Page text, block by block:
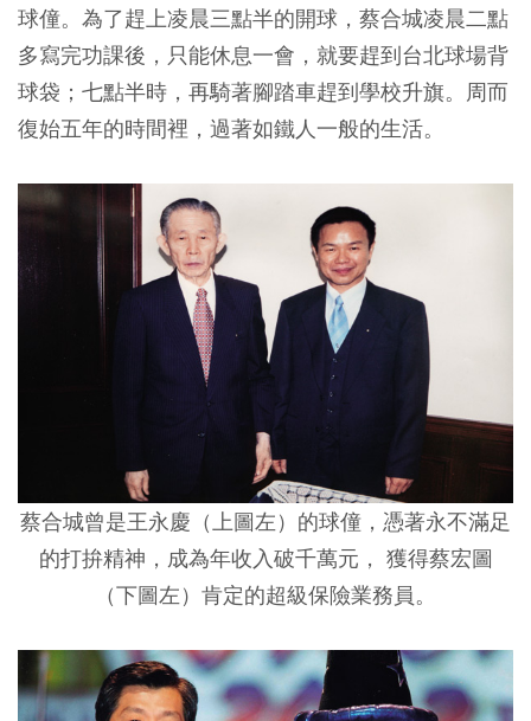
球僮。為了趕上凌晨三點半的開球，蔡合城凌晨二點
多寫完功課後，只能休息一會，就要趕到台北球場背
球袋；七點半時，再騎著腳踏車趕到學校升旗。周而
復始五年的時間裡，過著如鐵人一般的生活。
蔡合城曾是王永慶（上圖左）的球僮，憑著永不滿足
的打拚精神，成為年收入破千萬元， 獲得蔡宏圖
（下圖左）肯定的超級保險業務員。